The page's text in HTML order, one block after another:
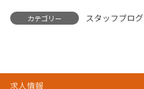
カテゴリー スタッフブログ
求人情報